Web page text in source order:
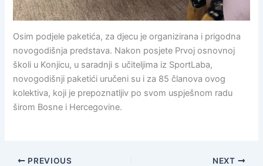
Osim podjele paketića, za djecu je organizirana i prigodna
novogodišnja predstava. Nakon posjete Prvoj osnovnoj
školi u Konjicu, u saradnji s učiteljima iz SportLaba,
novogodišnji paketići uručeni su i za 85 članova ovog
kolektiva, koji je prepoznatljiv po svom uspješnom radu
širom Bosne i Hercegovine.
PREVIOUS NEXT